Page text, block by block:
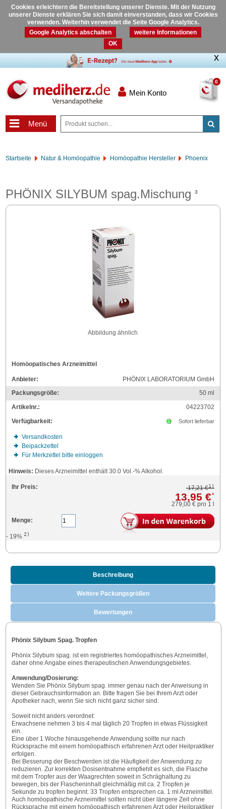
Cookies erleichtern die Bereitstellung unserer Dienste. Mit der Nutzung
unserer Dienste erklären Sie sich damit einverstanden, dass wir Cookies
verwenden. Weiterhin verwendet die Seite Google Analytics.
Google Analytics abschalten
weitere Informationen
OK
0
Mein Konto
Menü
Startseite Natur & Homöopathie Homöopathie Hersteller Phoenix
PHÖNIX SILYBUM spag.Mischung3
Abbildung ähnlich
Homöopatisches Arzneimittel
Anbieter:
PHÖNIX LABORATORIUM GmbH
Packungsgröße:
50ml
Artikelnr.:
04223702
Verfügbarkeit:
Sofort lieferbar
Versandkosten
Beipackzettel
Für Merkzettel bitte einloggen
Hinweis: Dieses Arzneimittel enthält 30.0 Vol.-% Alkohol.
Ihr Preis: 17,21 €1)
13,95 €*
279,00 € pro 1 l
Menge:
- 19%2)
Beschreibung
Weitere Packungsgrößen
Bewertungen
Phönix Silybum Spag. Tropfen
Phönix Silybum spag. ist ein registriertes homöopathisches Arzneimittel,
daher ohne Angabe eines therapeutischen Anwendungsgebietes.
Anwendung/Dosierung:
Wenden Sie Phönix Silybum spag. immer genau nach der Anweisung in
dieser Gebrauchsinformation an. Bitte fragen Sie bei Ihrem Arzt oder
Apotheker nach, wenn Sie sich nicht ganz sicher sind.
Soweit nicht anders verordnet:
Erwachsene nehmen 3 bis 4 mal täglich 20 Tropfen in etwas Flüssigkeit
ein.
Eine über 1 Woche hinausgehende Anwendung sollte nur nach
Rücksprache mit einem homöopathisch erfahrenen Arzt oder Heilpraktiker
erfolgen.
Bei Besserung der Beschwerden ist die Häufigkeit der Anwendung zu
reduzieren. Zur korrekten Dosisentnahme empfiehlt es sich, die Flasche
mit dem Tropfer aus der Waagrechten soweit in Schräghaltung zu
bewegen, bis der Flascheninhalt gleichmäßig mit ca. 2 Tropfen je
Sekunde zu tropfen beginnt. 33 Tropfen entsprechen ca. 1 ml Arzneimittel.
Auch homöopathische Arzneimittel sollten nicht über längere Zeit ohne
Rücksprache mit einem homöopathisch erfahrenen Arzt oder Heilpraktiker